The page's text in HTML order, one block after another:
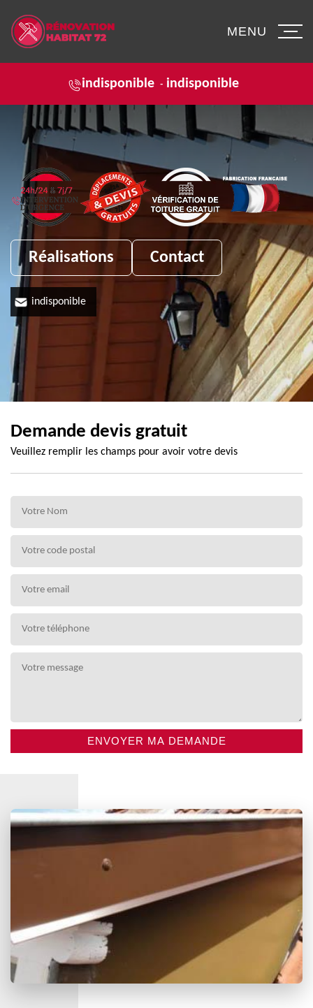
indisponible - indisponible
MENU
Réalisations Contact
indisponible
Demande devis gratuit
Veuillez remplir les champs pour avoir votre devis